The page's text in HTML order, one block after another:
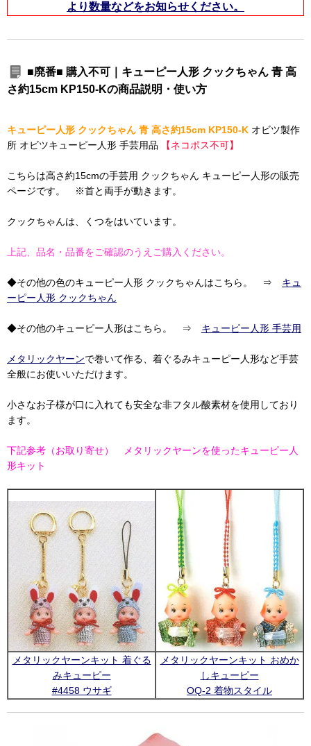
より数量などをお知らせください。
■廃番■ 購入不可｜キューピー人形 クックちゃん 青 高
さ約15cm KP150-Kの商品説明・使い方
キューピー人形 クックちゃん 青 高さ約15cm KP150-K オビツ製作
所 オビツキューピー人形 手芸用品
【ネコポス不可】
こちらは高さ約15cmの手芸用 クックちゃん キューピー人形の販売
ページです。 ※首と両手が動きます。
クックちゃんは、くつをはいています。
上記、品名・品番をご確認のうえご購入ください。
◆その他の色のキューピー人形 クックちゃんはこちら。 ⇒ キュ
ーピー人形 クックちゃん
◆その他のキューピー人形はこちら。 ⇒ キューピー人形 手芸用
メタリックヤーンで巻いて作る、着ぐるみキューピー人形など手芸
全般にお使いいただけます。
小さなお子様が口に入れても安全な非フタル酸素材を使用しており
ます。
下記参考（お取り寄せ） メタリックヤーンを使ったキューピー人
形キット
メタリックヤーンキット 着ぐる
みキューピー
#4458 ウサギ
メタリックヤーンキット おめか
しキューピー
OQ-2 着物スタイル